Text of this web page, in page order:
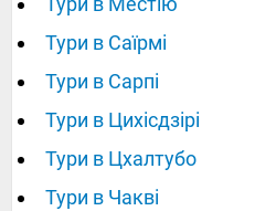
Тури в Саїрмі
Тури в Сарпі
Тури в Цихісдзірі
Тури в Цхалтубо
Тури в Чакві